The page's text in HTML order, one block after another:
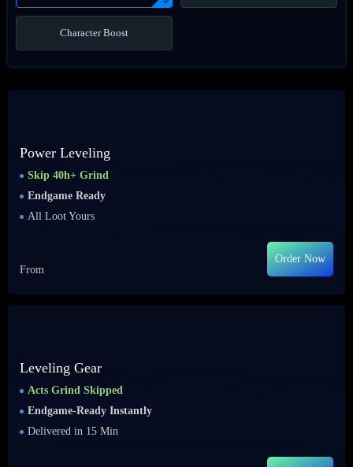
Character Boost
Power Leveling
Skip 40h+ Grind
Endgame Ready
All Loot Yours
From
Order Now
Leveling Gear
Acts Grind Skipped
Endgame-Ready Instantly
Delivered in 15 Min